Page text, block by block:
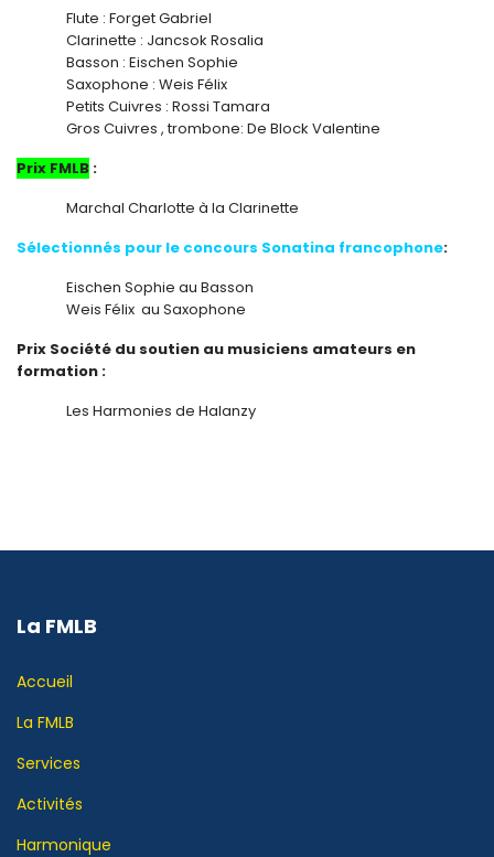
Flute : Forget Gabriel
Clarinette : Jancsok Rosalia
Basson : Eischen Sophie
Saxophone : Weis Félix
Petits Cuivres : Rossi Tamara
Gros Cuivres , trombone: De Block Valentine
Prix FMLB :
Marchal Charlotte à la Clarinette
Sélectionnés pour le concours Sonatina francophone:
Eischen Sophie au Basson
Weis Félix au Saxophone
Prix Société du soutien au musiciens amateurs en
formation :
Les Harmonies de Halanzy
La FMLB
Accueil
La FMLB
Services
Activités
Harmonique